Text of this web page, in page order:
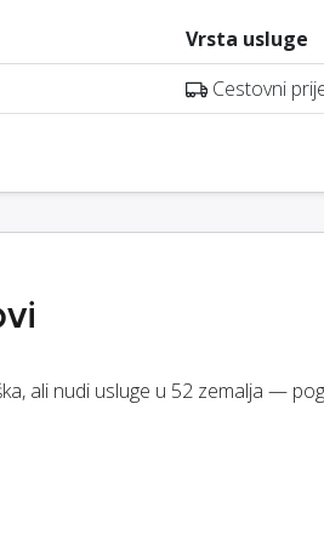
Vrsta usluge
Cestovni
ali nudi usluge u 52 zemalja —